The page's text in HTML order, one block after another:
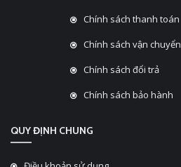
Chính sách thanh toán
Chính sách vận chuyển
Chính sách đổi trả
Chính sách bảo hành
QUY ĐỊNH CHUNG